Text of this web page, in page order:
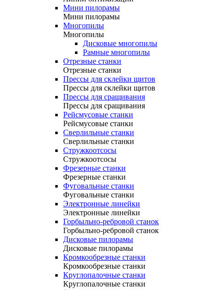
Мини пилорамы
Мини пилорамы
Многопилы
Многопилы
Дисковые многопилы
Рамные многопилы
Отрезные станки
Отрезные станки
Прессы для склейки щитов
Прессы для склейки щитов
Прессы для сращивания
Прессы для сращивания
Рейсмусовые станки
Рейсмусовые станки
Сверлильные станки
Сверлильные станки
Стружкоотсосы
Стружкоотсосы
Фрезерные станки
Фрезерные станки
Фуговальные станки
Фуговальные станки
Электронные линейки
Электронные линейки
Горбыльно-ребровой станок
Горбыльно-ребровой станок
Дисковые пилорамы
Дисковые пилорамы
Кромкообрезные станки
Кромкообрезные станки
Круглопалочные станки
Круглопалочные станки